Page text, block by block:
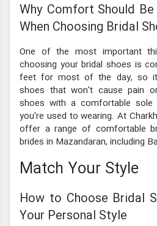
Why Comfort Should
When Choosing Bridal
One of the most important
choosing your bridal shoes is
feet for most of the day, so
shoes that won't cause pain
shoes with a comfortable
you're used to wearing. At
offer a range of comfortable
brides in Mazandaran, including
Match Your Style
How to Choose Bridal
Your Personal Style